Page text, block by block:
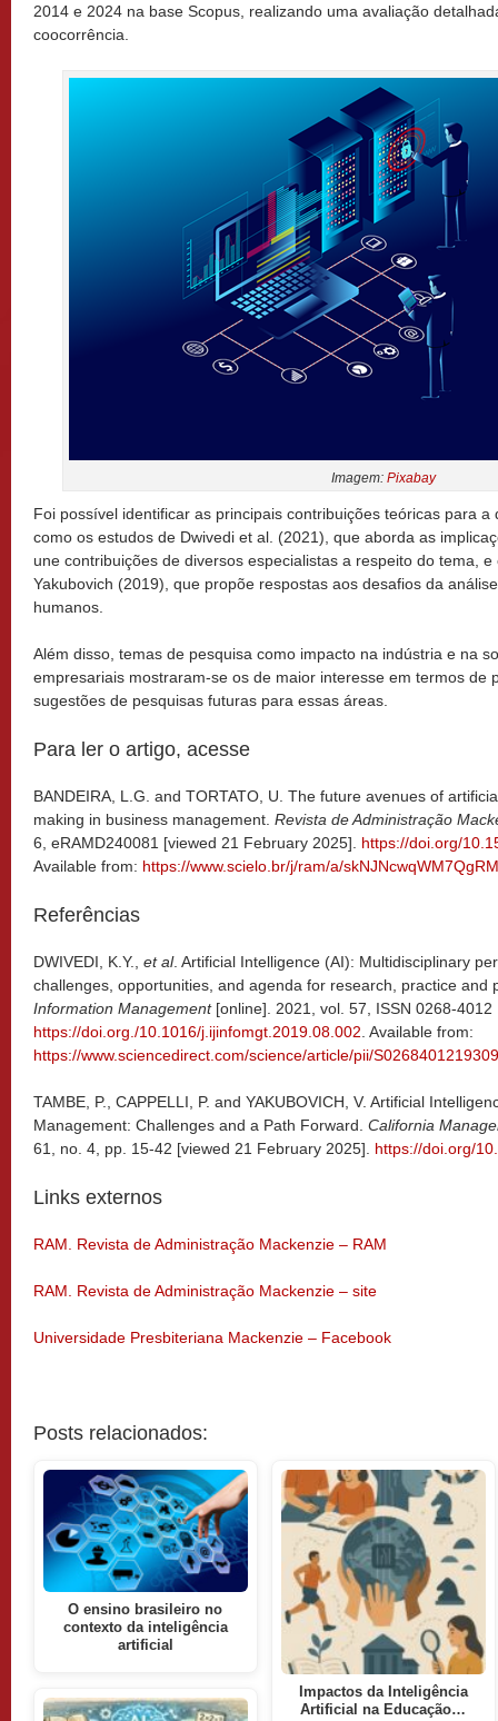
2014 e 2024 na base Scopus, realizando uma avaliação
coocorrência.
Imagem: Pixabay
Foi possível identificar as principais contribuições teóricas para
como os estudos de Dwivedi et al. (2021), que aborda as
une contribuições de diversos especialistas a respeito do tema,
Yakubovich (2019), que propõe respostas aos desafios da
humanos.
Além disso, temas de pesquisa como impacto na indústria e na
empresariais mostraram-se os de maior interesse em termos de
sugestões de pesquisas futuras para essas áreas.
Para ler o artigo, acesse
BANDEIRA, L.G. and TORTATO, U. The future avenues of
making in business management. Revista de Administração
6, eRAMD240081 [viewed 21 February 2025]. https://doi.org/
Available from: https://www.scielo.br/j/ram/a/
Referências
DWIVEDI, K.Y., et al. Artificial Intelligence (AI): Multidisciplinary
challenges, opportunities, and agenda for research, practice and
Information Management [online]. 2021, vol. 57, ISSN 0268-
https://doi.org./10.1016/j.ijinfomgt.2019.08.002 . Available from:
https://www.sciencedirect.com/science/article/pii/
TAMBE, P., CAPPELLI, P. and YAKUBOVICH, V. Artificial
Management: Challenges and a Path Forward. California
61, no. 4, pp. 15-42 [viewed 21 February 2025]. https://doi.org/
Links externos
RAM. Revista de Administração Mackenzie – RAM
RAM. Revista de Administração Mackenzie – site
Universidade Presbiteriana Mackenzie – Facebook
Posts relacionados:
O ensino brasileiro no
contexto da inteligência
artificial
Impactos da Inteligência
Artificial na Educação…